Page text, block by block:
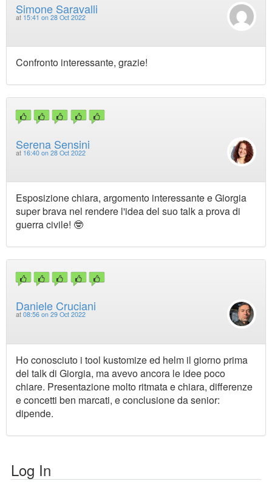
Simone Saravalli
at 15:41 on 28 Oct 2022
Confronto interessante, grazie!
Serena Sensini
at 16:40 on 28 Oct 2022
Esposizione chiara, argomento interessante e Giorgia
super brava nel rendere l'idea del suo talk a prova di
guerra civile! 🤓
Daniele Cruciani
at 08:56 on 29 Oct 2022
Ho conosciuto i tool kustomize ed helm il giorno prima
del talk di Giorgia, ma avevo ancora le idee poco
chiare. Presentazione molto ritmata e chiara, differenze
e concetti ben marcati, e conclusione da senior:
dipende.
Log In